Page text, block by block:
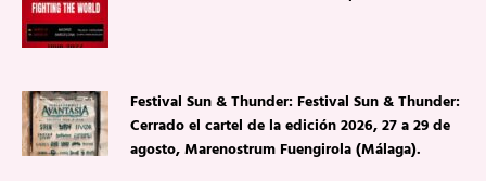
Festival Sun & Thunder: Festival Sun & Thunder:
Cerrado el cartel de la edición 2026, 27 a 29 de
agosto, Marenostrum Fuengirola (Málaga).